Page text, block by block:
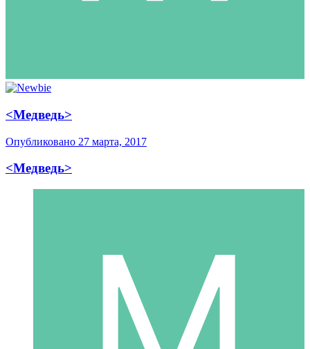
<Медведь>
Опубликовано 27 марта, 2017
<Медведь>